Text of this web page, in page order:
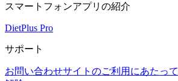
スマートフォンアプリの紹介
DietPlus Pro
サポート
お問い合わせサイトのご利用にあたって